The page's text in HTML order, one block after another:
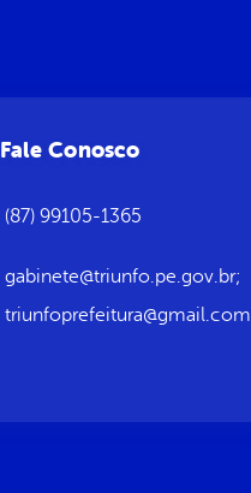
Fale Conosco
(87) 99105-1365
gabinete@triunfo.pe.gov.br;
triunfoprefeitura@gmail.com